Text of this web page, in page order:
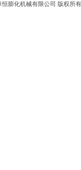
恒膨化机械有限公司 版权所